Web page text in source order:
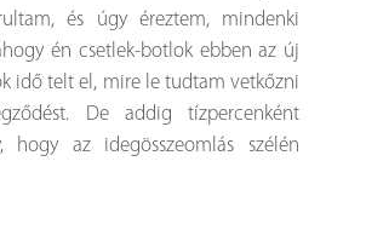
és úgy éreztem, mindenki
én csetlek-botlok ebben az új
idő telt el, mire le tudtam vetkőzni
De addig tízpercenként
hogy az idegösszeomlás szélén